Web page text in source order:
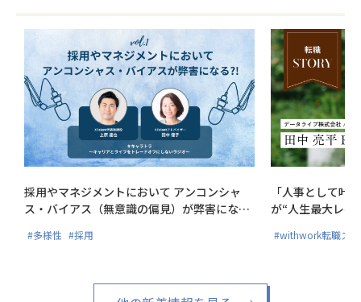
採用やマネジメントにおいて アンコンシャ
ス・バイアス（無意識の偏見）が弊害にな
#多様性 #採用
「人事として叶
が“人生最大レベ
#withwork転職ス